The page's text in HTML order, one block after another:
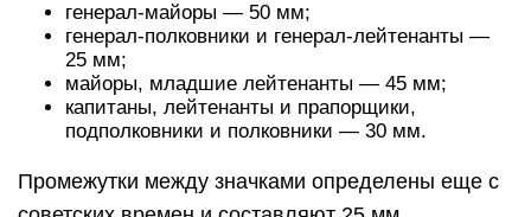
генерал-майоры — 50 мм;
генерал-полковники и генерал-лейтенанты —
25 мм;
майоры, младшие лейтенанты — 45 мм;
капитаны, лейтенанты и прапорщики,
подполковники и полковники — 30 мм.
Промежутки между значками определены еще с